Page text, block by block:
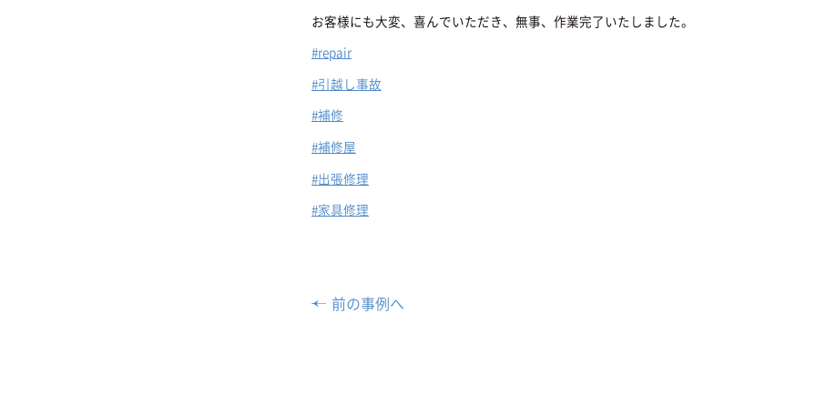
お客様にも大変、喜んでいただき、無事、作業完了いたしました。
#repair
#引越し事故
#補修
#補修屋
#出張修理
#家具修理
前の事例へ